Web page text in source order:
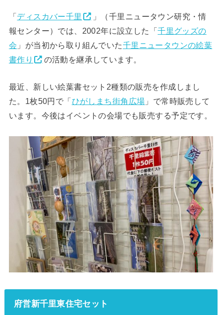
「ディスカバー千里
」（千里ニュータウン研究・情
報センター）では、2002年に設立した「千里グッズの
会 」が当初から取り組んでいた千里ニュータウンの絵葉
書作り
の活動を継承しています。
最近、新しい絵葉書セット2種類の販売を作成しまし
た。1枚50円で「 ひがしまち街角広場 」で常時販売して
います。今後はイベントの会場でも販売する予定です。
府営新千里東住宅セット